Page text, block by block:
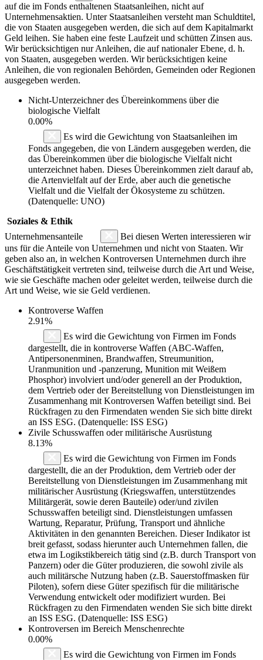
auf die im Fonds enthaltenen Staatsanleihen, nicht auf
Unternehmensaktien. Unter Staatsanleihen versteht man Schuldtitel,
die von Staaten ausgegeben werden, die sich auf dem Kapitalmarkt
Geld leihen. Sie haben eine feste Laufzeit und schütten Zinsen aus.
Wir berücksichtigen nur Anleihen, die auf nationaler Ebene, d. h.
von Staaten, ausgegeben werden. Wir berücksichtigen keine
Anleihen, die von regionalen Behörden, Gemeinden oder Regionen
ausgegeben werden.
Nicht-Unterzeichner des Übereinkommens über die
biologische Vielfalt
0.00%
Es wird die Gewichtung von Staatsanleihen im
Fonds angegeben, die von Ländern ausgegeben werden, die
das Übereinkommen über die biologische Vielfalt nicht
unterzeichnet haben. Dieses Übereinkommen zielt darauf ab,
die Artenvielfalt auf der Erde, aber auch die genetische
Vielfalt und die Vielfalt der Ökosysteme zu schützen.
(Datenquelle: UNO)
Soziales & Ethik
Unternehmensanteile
Bei diesen Werten interessieren wir
uns für die Anteile von Unternehmen und nicht von Staaten. Wir
geben also an, in welchen Kontroversen Unternehmen durch ihre
Geschäftstätigkeit vertreten sind, teilweise durch die Art und Weise,
wie sie Geschäfte machen oder geleitet werden, teilweise durch die
Art und Weise, wie sie Geld verdienen.
Kontroverse Waffen
2.91%
Es wird die Gewichtung von Firmen im Fonds
dargestellt, die in kontroverse Waffen (ABC-Waffen,
Antipersonenminen, Brandwaffen, Streumunition,
Uranmunition und -panzerung, Munition mit Weißem
Phosphor) involviert und/oder generell an der Produktion,
dem Vertrieb oder der Bereitstellung von Dienstleistungen im
Zusammenhang mit Kontroversen Waffen beteiligt sind. Bei
Rückfragen zu den Firmendaten wenden Sie sich bitte direkt
an ISS ESG. (Datenquelle: ISS ESG)
Zivile Schusswaffen oder militärische Ausrüstung
8.13%
Es wird die Gewichtung von Firmen im Fonds
dargestellt, die an der Produktion, dem Vertrieb oder der
Bereitstellung von Dienstleistungen im Zusammenhang mit
militärischer Ausrüstung (Kriegswaffen, unterstützendes
Militärgerät, sowie deren Bauteile) oder/und zivilen
Schusswaffen beteiligt sind. Dienstleistungen umfassen
Wartung, Reparatur, Prüfung, Transport und ähnliche
Aktivitäten in den genannten Bereichen. Dieser Indikator ist
breit gefasst, sodass hierunter auch Unternehmen fallen, die
etwa im Logikstikbereich tätig sind (z.B. durch Transport von
Panzern) oder die Güter produzieren, die sowohl zivile als
auch militärsche Nutzung haben (z.B. Sauerstoffmasken für
Piloten), sofern diese Güter spezifisch für die militärische
Verwendung entwickelt oder modifiziert wurden. Bei
Rückfragen zu den Firmendaten wenden Sie sich bitte direkt
an ISS ESG. (Datenquelle: ISS ESG)
Kontroversen im Bereich Menschenrechte
0.00%
Es wird die Gewichtung von Firmen im Fonds